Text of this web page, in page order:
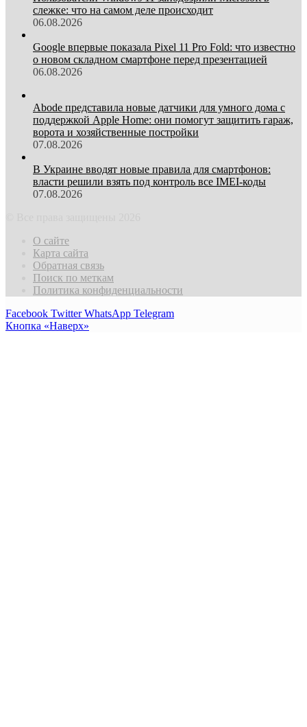
слежке: что на самом деле происходит
06.08.2026
Google впервые показала Pixel 11 Pro Fold: что известно
о новом складном смартфоне перед презентацией
06.08.2026
Abode представила новые датчики для умного дома с
поддержкой Apple Home: они помогут защитить гараж,
ворота и хозяйственные постройки
07.08.2026
В Украине вводят новые правила для смартфонов:
власти решили взять под контроль все IMEI-коды
07.08.2026
О сайте
Карта сайта
Обратная связь
Поиск по меткам
Политика конфиденциальности
Facebook Twitter WhatsApp Telegram
Кнопка «Наверх»